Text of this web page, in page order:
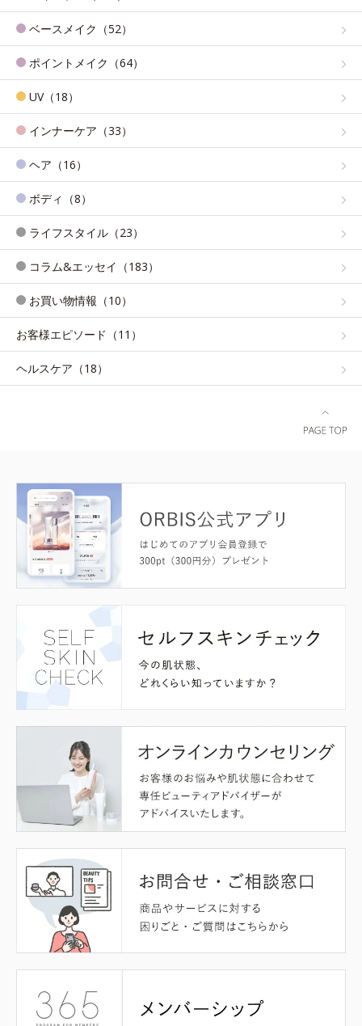
ベースメイク（52）
ポイントメイク（64）
UV（18）
インナーケア（33）
ヘア（16）
ボディ（8）
ライフスタイル（23）
コラム&エッセイ（183）
お買い物情報（10）
お客様エピソード（11）
ヘルスケア（18）